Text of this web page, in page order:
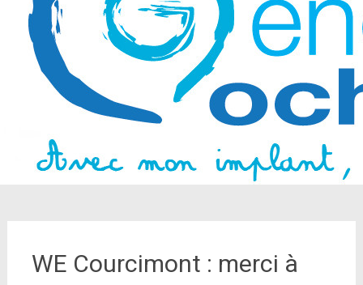
WE Courcimont : merci à